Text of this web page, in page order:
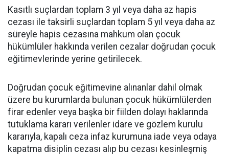
Kasıtlı suçlardan toplam 3 yıl veya daha az hapis
cezası ile taksirli suçlardan toplam 5 yıl veya daha az
süreyle hapis cezasına mahkum olan çocuk
hükümlüler hakkında verilen cezalar doğrudan çocuk
eğitimevlerinde yerine getirilecek.
Doğrudan çocuk eğitimevine alınanlar dahil olmak
üzere bu kurumlarda bulunan çocuk hükümlülerden
firar edenler veya başka bir fiilden dolayı haklarında
tutuklama kararı verilenler idare ve gözlem kurulu
kararıyla, kapalı ceza infaz kurumuna iade veya odaya
kapatma disiplin cezası alıp bu cezası kesinleşmiş